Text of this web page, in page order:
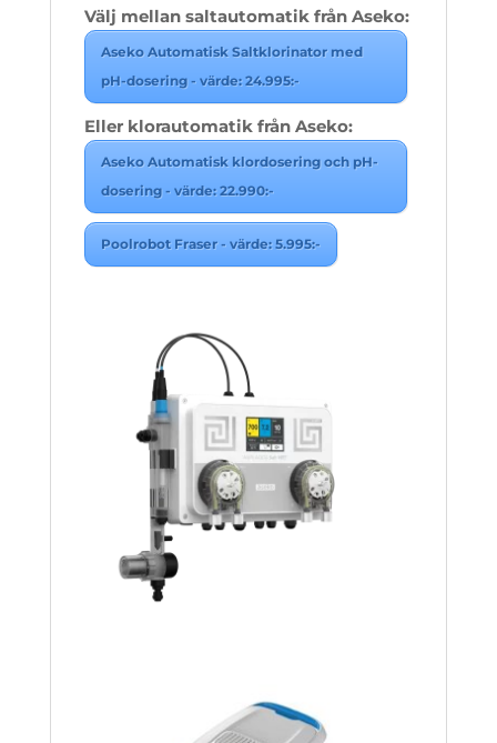
Välj mellan saltautomatik från Aseko:
Aseko Automatisk Saltklorinator med
pH-dosering - värde: 24.995:-
Eller klorautomatik från Aseko:
Aseko Automatisk klordosering och pH-
dosering - värde: 22.990:-
Poolrobot Fraser - värde: 5.995:-